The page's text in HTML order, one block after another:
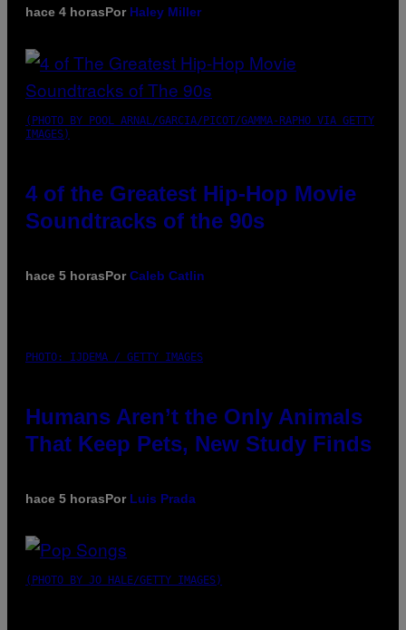
hace 4 horasPor Haley Miller
(PHOTO BY POOL ARNAL/GARCIA/PICOT/GAMMA-RAPHO VIA GETTY
IMAGES)
4 of the Greatest Hip-Hop Movie
Soundtracks of the 90s
hace 5 horasPorCaleb Catlin
PHOTO: IJDEMA / GETTY IMAGES
Humans Aren’t the Only Animals
That Keep Pets, New Study Finds
hace 5 horasPor Luis Prada
(PHOTO BY JO HALE/GETTY IMAGES)